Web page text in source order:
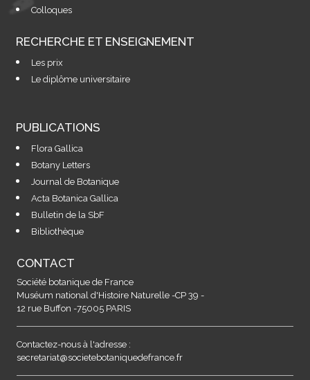
Colloques
RECHERCHE ET ENSEIGNEMENT
Les prix
Le diplôme universitaire
PUBLICATIONS
Flora Gallica
Botany Letters
Journal de Botanique
Acta Botanica Gallica
Bulletin de la SbF
Bibliothèque
CONTACT
Société botanique de France
Muséum national d'Histoire Naturelle -CP 39 -
12 rue Buffon -75005 PARIS
Contactez-nous à l'adresse :
secretariat@societebotaniquedefrance.fr